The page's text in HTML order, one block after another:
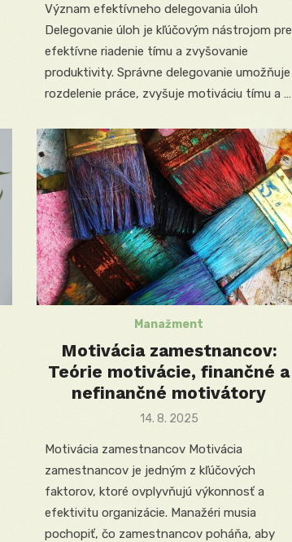
Význam efektívneho delegovania úloh
Delegovanie úloh je kľúčovým nástrojom pre
efektívne riadenie tímu a zvyšovanie
produktivity. Správne delegovanie umožňuje
rozdelenie práce, zvyšuje motiváciu tímu a …
Manažment
Motivácia zamestnancov:
Teórie motivácie, finančné a
nefinančné motivátory
Posted
14. 8. 2025
Motivácia zamestnancov Motivácia
zamestnancov je jedným z kľúčových
faktorov, ktoré ovplyvňujú výkonnosť a
efektivitu organizácie. Manažéri musia
pochopiť, čo zamestnancov poháňa, aby